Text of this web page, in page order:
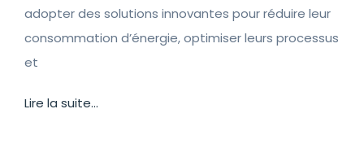
adopter des solutions innovantes pour réduire leur
consommation d’énergie, optimiser leurs processus
et
Lire la suite...